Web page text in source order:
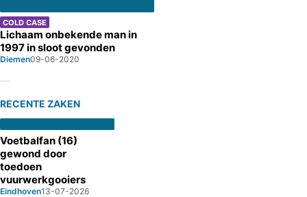
COLD CASE
Lichaam onbekende man in
1997 in sloot gevonden
Diemen09-06-2020
RECENTE ZAKEN
Voetbalfan (16)
gewond door
toedoen
vuurwerkgooiers
Eindhoven13-07-2026